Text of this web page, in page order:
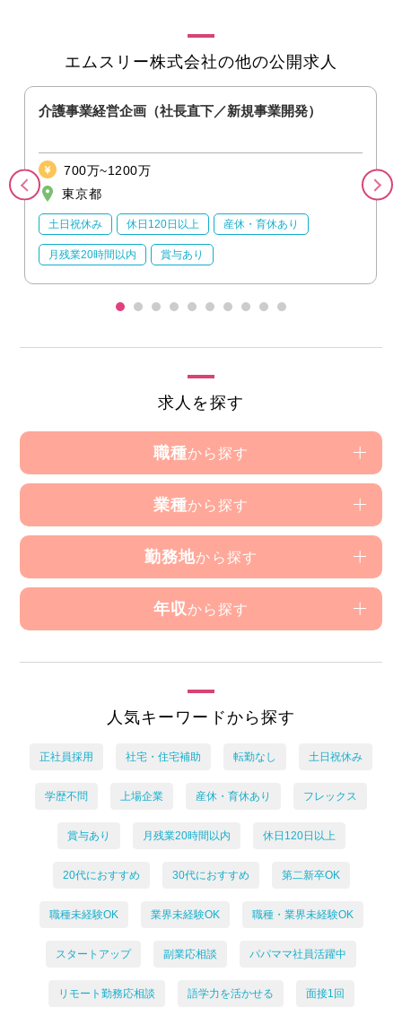
エムスリー株式会社の他の公開求人
介護事業経営企画（社長直下／新規事業開発）
700万~1200万
東京都
土日祝休み 休日120日以上 産休・育休あり
月残業20時間以内 賞与あり
求人を探す
職種から探す
業種から探す
勤務地から探す
年収 から探す
人気キーワードから探す
正社員採用 社宅・住宅補助 転勤なし 土日祝休み
学歴不問 上場企業 産休・育休あり フレックス
賞与あり 月残業20時間以内 休日120日以上
20代におすすめ 30代におすすめ 第二新卒OK
職種未経験OK 業界未経験OK 職種・業界未経験OK
スタートアップ 副業応相談 パパママ社員活躍中
リモート勤務応相談 語学力を活かせる 面接1回